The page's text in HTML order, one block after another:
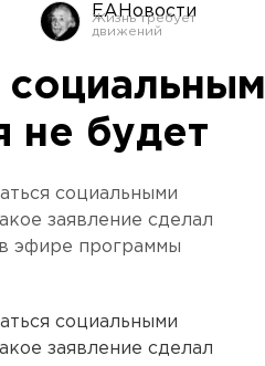
ЕАНовости
социальным
не будет
социальными
заявление сделал
эфире программы
социальными
заявление сделал